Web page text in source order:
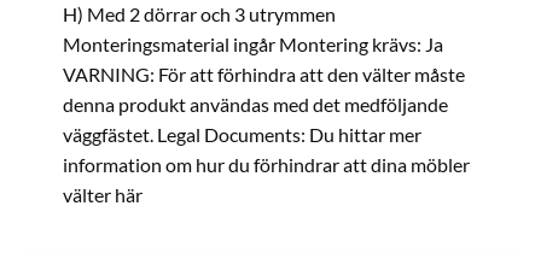
H) Med 2 dörrar och 3 utrymmen
Monteringsmaterial ingår Montering krävs: Ja
VARNING: För att förhindra att den välter måste
denna produkt användas med det medföljande
väggfästet. Legal Documents: Du hittar mer
information om hur du förhindrar att dina möbler
välter här